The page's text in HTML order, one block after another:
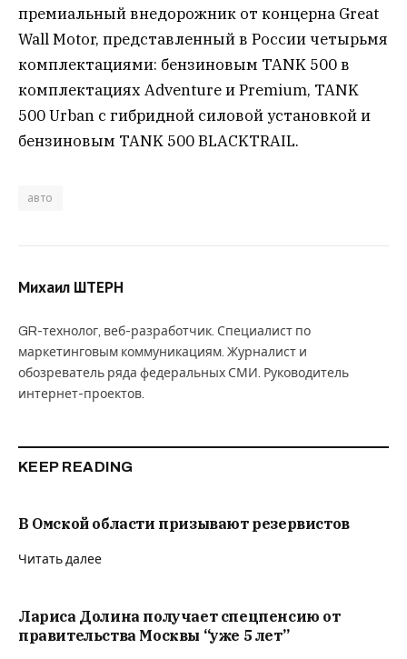
премиальный внедорожник от концерна Great
Wall Motor, представленный в России четырьмя
комплектациями: бензиновым TANK 500 в
комплектациях Adventure и Premium, TANK
500 Urban с гибридной силовой установкой и
бензиновым TANK 500 BLACKTRAIL.
авто
Михаил ШТЕРН
GR-технолог, веб-разработчик. Специалист по
маркетинговым коммуникациям. Журналист и
обозреватель ряда федеральных СМИ. Руководитель
интернет-проектов.
KEEP READING
В Омской области призывают резервистов
Читать далее
Лариса Долина получает спецпенсию от
правительства Москвы “уже 5 лет”